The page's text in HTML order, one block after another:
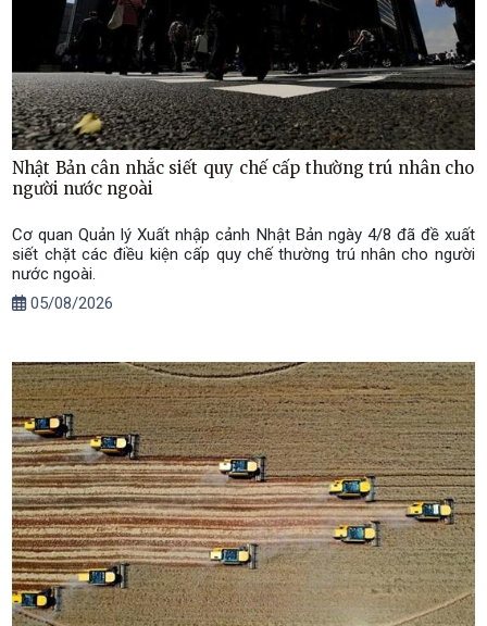
Nhật Bản cân nhắc siết quy chế cấp thường trú nhân cho
người nước ngoài
Cơ quan Quản lý Xuất nhập cảnh Nhật Bản ngày 4/8 đã đề xuất
siết chặt các điều kiện cấp quy chế thường trú nhân cho người
nước ngoài.
05/08/2026